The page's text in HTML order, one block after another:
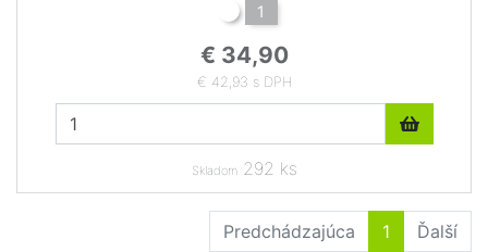
1
€ 34,90
€ 42,93 s DPH
Skladom 292 ks
Predchádzajúca 1 Ďalší